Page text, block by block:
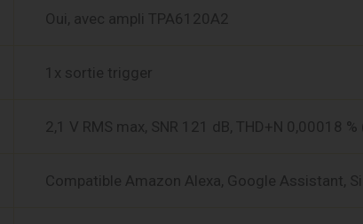
Oui, avec ampli TPA6120A2
1x sortie trigger
2,1 V RMS max, SNR 121 dB, THD+N 0,00018 %
Compatible Amazon Alexa, Google Assistant,